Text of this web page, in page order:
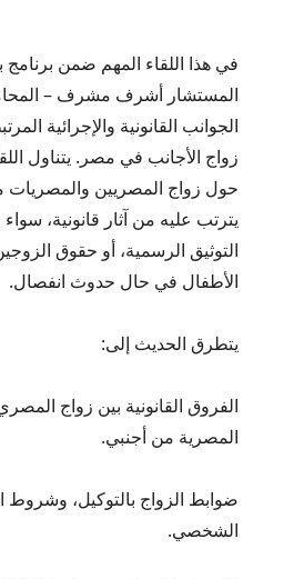
في هذا اللقاء المهم ضمن برنامج
المستشار أشرف مشرف –
الجوانب القانونية والإجرائية
زواج الأجانب في مصر. يتناول
حول زواج المصريين والمصريات
يترتب عليه من آثار قانونية،
التوثيق الرسمية، أو حقوق
الأطفال في حال حدوث انفصال.
يتطرق الحديث إلى:
الفروق القانونية بين زواج
المصرية من أجنبي.
ضوابط الزواج بالتوكيل، وشروط
الشخصي.